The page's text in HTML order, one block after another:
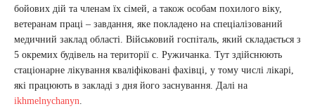
бойових дій та членам їх сімей, а також особам похилого віку,
ветеранам праці – завдання, яке покладено на спеціалізований
медичний заклад області. Військовий госпіталь, який складається з
5 окремих будівель на території с. Ружичанка. Тут здійснюють
стаціонарне лікування кваліфіковані фахівці, у тому числі лікарі,
які працюють в закладі з дня його заснування. Далі на
ikhmelnychanyn.